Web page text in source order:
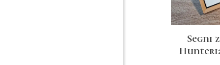
Segni